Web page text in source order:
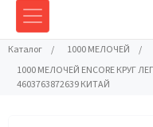
Каталог / 1000 МЕЛОЧЕЙ
/
1000 МЕЛОЧЕЙ ENCORE КРУГ
4603763872639 КИТАЙ